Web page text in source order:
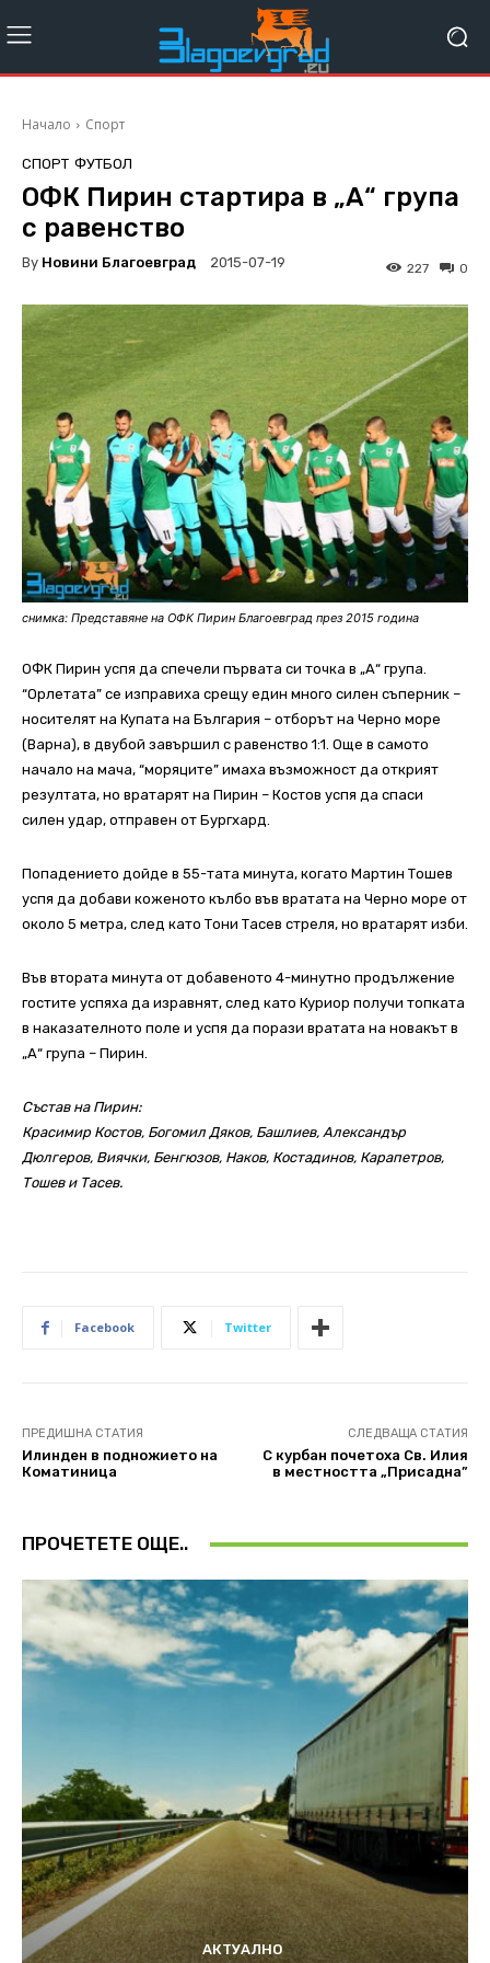
Начало Спорт
СПОРТ ФУТБОЛ
ОФК Пирин стартира в „А“ група
с равенство
By Новини Благоевград 2015-07-19 0
227
снимка: Представяне на ОФК Пирин Благоевград през 2015 година
ОФК Пирин успя да спечели първата си точка в „А“ група.
“Орлетата” се изправиха срещу един много силен съперник –
носителят на Купата на България – отборът на Черно море
(Варна), в двубой завършил с равенство 1:1. Още в самото
начало на мача, “моряците” имаха възможност да открият
резултата, но вратарят на Пирин – Костов успя да спаси
силен удар, отправен от Бургхард.
Попадението дойде в 55-тата минута, когато Мартин Тошев
успя да добави коженото кълбо във вратата на Черно море от
около 5 метра, след като Тони Тасев стреля, но вратарят изби.
Във втората минута от добавеното 4-минутно продължение
гостите успяха да изравнят, след като Куриор получи топката
в наказателното поле и успя да порази вратата на новакът в
„А“ група – Пирин.
Състав на Пирин:
Красимир Костов, Богомил Дяков, Башлиев, Александър
Дюлгеров, Виячки, Бенгюзов, Наков, Костадинов, Карапетров,
Тошев и Тасев.
Facebook Twitter
ПРЕДИШНА СТАТИЯ
Илинден в подножието на
Коматиница
СЛЕДВАЩА СТАТИЯ
С курбан почетоха Св. Илия
в местността „Присадна”
ПРОЧЕТЕТЕ ОЩЕ..
АКТУАЛНО